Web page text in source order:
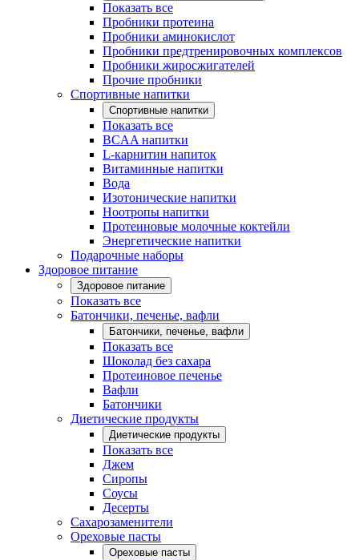
Показать все
Пробники протеина
Пробники аминокислот
Пробники предтренировочных комплексов
Пробники жиросжигателей
Прочие пробники
Спортивные напитки
Спортивные напитки
Показать все
BCAA напитки
L-карнитин напиток
Витаминные напитки
Вода
Изотонические напитки
Ноотропы напитки
Протеиновые молочные коктейли
Энергетические напитки
Подарочные наборы
Здоровое питание
Здоровое питание
Показать все
Батончики, печенье, вафли
Батончики, печенье, вафли
Показать все
Шоколад без сахара
Протеиновое печенье
Вафли
Батончики
Диетические продукты
Диетические продукты
Показать все
Джем
Сиропы
Соусы
Десерты
Сахарозаменители
Ореховые пасты
Ореховые пасты